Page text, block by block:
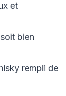
et
bien
rempli de